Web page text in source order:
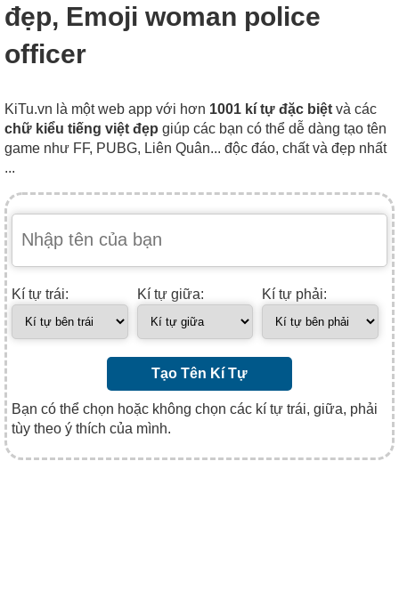
đẹp, Emoji woman police
officer
KiTu.vn là một web app với hơn 1001 kí tự đặc biệt và các
chữ kiểu tiếng việt đẹp giúp các bạn có thể dễ dàng tạo tên
game như FF, PUBG, Liên Quân... độc đáo, chất và đẹp nhất
...
Kí tự trái: Kí tự giữa: Kí tự phải:
Tạo Tên Kí Tự
Bạn có thể chọn hoặc không chọn các kí tự trái, giữa, phải
tùy theo ý thích của mình.